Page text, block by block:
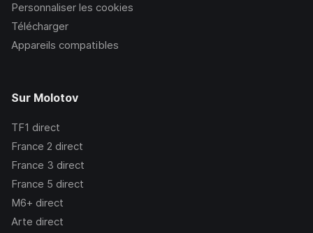
Personnaliser les cookies
Télécharger
Appareils compatibles
Sur Molotov
TF1 direct
France 2 direct
France 3 direct
France 5 direct
M6+ direct
Arte direct